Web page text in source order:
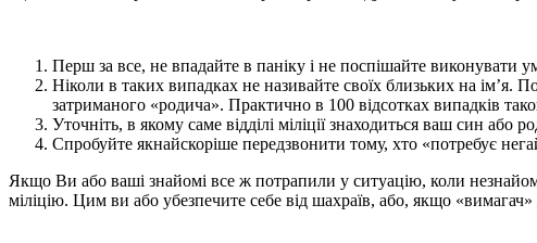
Перш за все, не впадайте в паніку і не поспішайте виконувати
Ніколи в таких випадках не називайте своїх близьких на ім’я.
затриманого «родича». Практично в 100 відсотках випадків
Уточніть, в якому саме відділі міліції знаходиться ваш син або
Спробуйте якнайскоріше передзвонити тому, хто «потребує
Якщо Ви або ваші знайомі все ж потрапили у ситуацію, коли
міліцію. Цим ви або убезпечите себе від шахраїв, або, якщо